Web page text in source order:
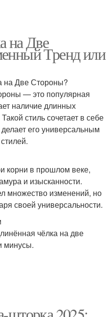
на Две
Тренд или
на Две Стороны?
— это популярная
наличие длинных
стиль сочетает в себе
делает его универсальным
корни в прошлом веке,
и изысканности.
множество изменений, но
своей универсальности.
чёлка на две
минусы.